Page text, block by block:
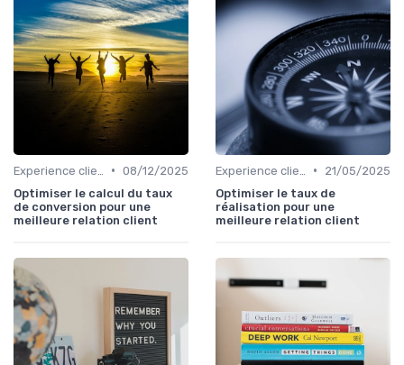
• 08/12/2025
Optimiser le calcul du taux
de conversion pour une
meilleure relation client
•
21/05/2025
Optimiser le taux de
réalisation pour une
meilleure relation client